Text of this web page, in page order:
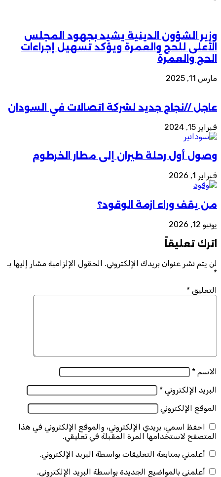
وزير الشؤون الدينية يشيد بجهود المجلس
الأعلى للحج والعمرة ويؤكد تسهيل إجراءات
الحج والعمرة
مارس 11, 2025
عاجل //نجاح جديد لشركة اتصالات في السودان
فبراير 15, 2024
وصول أول رحلة طيران إلى مطار الخرطوم
فبراير 1, 2026
من يقف وراء ازمة الوقود؟
يونيو 12, 2026
اترك تعليقاً
لن يتم نشر عنوان بريدك الإلكتروني. الحقول الإلزامية مشار إليها بـ
*
التعليق *
الاسم *
البريد الإلكتروني *
الموقع الإلكتروني
احفظ اسمي، بريدي الإلكتروني، والموقع الإلكتروني في هذا
المتصفح لاستخدامها المرة المقبلة في تعليقي.
أعلمني بمتابعة التعليقات بواسطة البريد الإلكتروني.
أعلمني بالمواضيع الجديدة بواسطة البريد الإلكتروني.